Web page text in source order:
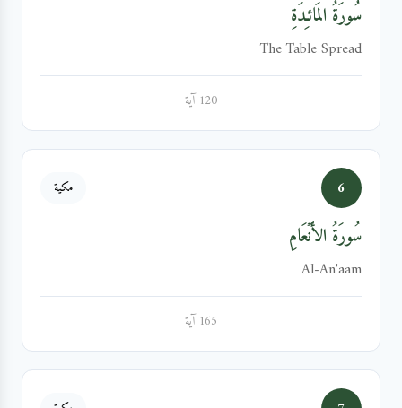
سُورَةُ المَائـِدَةِ
The Table Spread
120 آية
6 مكية
سُورَةُ الأَنۡعَامِ
Al-An'aam
165 آية